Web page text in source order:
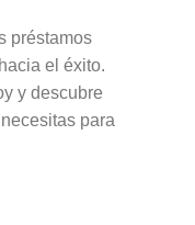
préstamos
el éxito.
y descubre
para